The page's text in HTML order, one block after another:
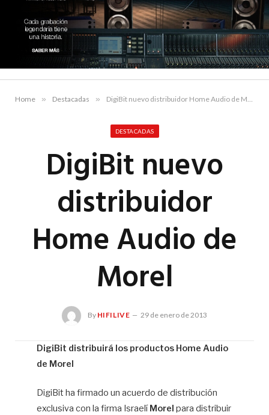
Home » Destacadas » DigiBit nuevo distribuidor Home Audio de Morel
DESTACADAS
DigiBit nuevo
distribuidor
Home Audio de
Morel
By HIFILIVE 29 de enero de 2013
DigiBit distribuirá los productos Home Audio
de Morel
DigiBit ha firmado un acuerdo de distribución
exclusiva con la firma Israelí Morel para distribuir